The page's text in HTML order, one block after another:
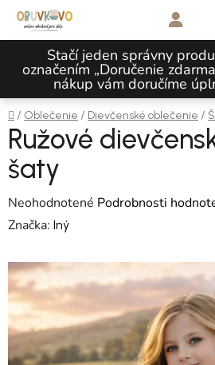
Prejsť na obsah
Stačí jeden správny
označením „Doručenie
nákup vám doručíme
Domov
/ Oblečenie / Dievčenské oblečenie /
Ružové
šaty
Priemerné hodnotenie produktu je
Neohodnotené Podrobnosti
Značka: Iný